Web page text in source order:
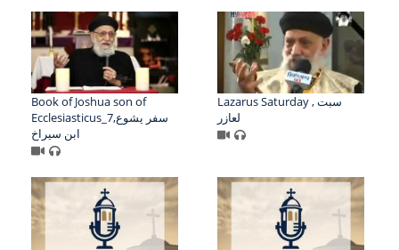
Book of Joshua son of
Ecclesiasticus_7,سفر يشوع
ابن سيراخ
Lazarus Saturday , سبت
لعازر